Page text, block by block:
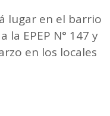
lugar en el barrio
la EPEP N° 147 y
en los locales